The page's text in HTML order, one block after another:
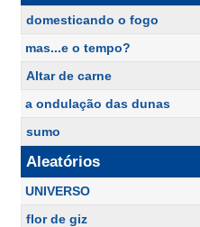
domesticando o fogo
mas...e o tempo?
Altar de carne
a ondulação das dunas
sumo
Aleatórios
UNIVERSO
flor de giz